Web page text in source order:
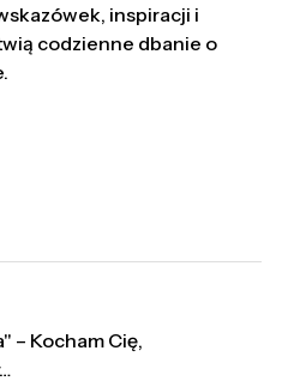
inspiracji i
codzienne dbanie o
– Kocham Cię,